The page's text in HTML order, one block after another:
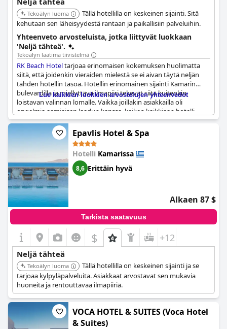
Tekoälyn luoma
Tällä hotellilla on keskeinen sijainti. Sitä
kehutaan sen läheisyydestä rantaan ja paikallisiin palveluihin.
Yhteenveto arvosteluista, jotka liittyvät luokkaan
'Neljä tähteä'.
Tekoälyn laatima tiivistelmä
RK Beach Hoteltarjoaa erinomaisen kokemuksen huolimatta
siitä, että joidenkin vieraiden mielestä se ei aivan täytä neljän
tähden hotellin tasoa. Hotellin erinomainen sijainti Kamarin
bulevardilla ja miellyttävä ilmapiiri tekevät siitä kuitenkin
loistavan valinnan lomalle. Vaikka joillakin asiakkailla oli
ongelmia aamiaisen laadun kanssa, kaiken kaikkiaan hotelli
tarjoaa hyvän kokemuksen niille, jotka ottavat huomioon sen
neljän tähden luokituksen.
Lue kaikkien luokkien arvostelujen yhteenvedot
Epavlis Hotel & Spa
Hotelli Kamarissa
8,6 Erittäin hyvä
Alkaen 87 $
Tarkista saatavuus
$ +12
Neljä tähteä
Tekoälyn luoma
Tällä hotellilla on keskeinen sijainti ja se
tarjoaa kylpyläpalveluita. Asiakkaat arvostavat sen mukavia
huoneita ja rentouttavaa ilmapiiriä.
VOCA HOTEL & SUITES (Voca Hotel
& Suites)